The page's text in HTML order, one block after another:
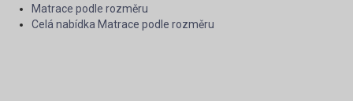
Matrace podle rozměru
Celá nabídka Matrace podle rozměru